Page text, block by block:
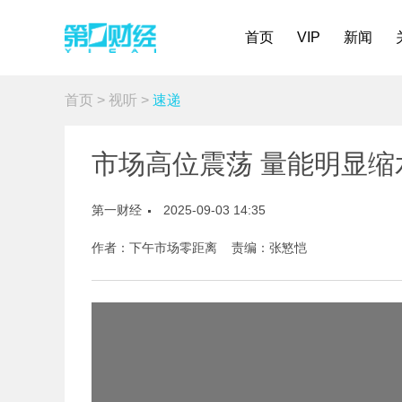
首页 VIP 新闻
首页 > 视听 > 速递
市场高位震荡 量能明显
第一财经 2025-09-03 14:35
作者：下午市场零距离 责编：张慜恺